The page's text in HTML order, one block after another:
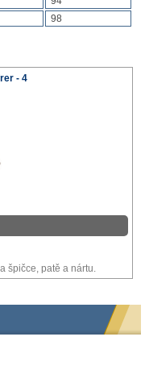
98
- 4
špičce, patě a nártu.